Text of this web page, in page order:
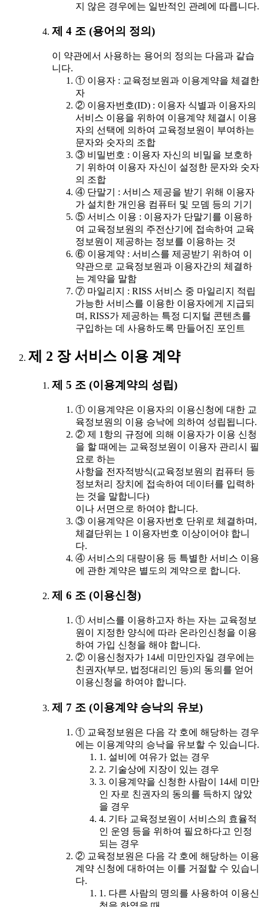
지 않은 경우에는 일반적인 관례에 따릅니다.
제 4 조 (용어의 정의)
이 약관에서 사용하는 용어의 정의는 다음과 같습
니다.
① 이용자 : 교육정보원과 이용계약을 체결한
자
② 이용자번호(ID) : 이용자 식별과 이용자의
서비스 이용을 위하여 이용계약 체결시 이용
자의 선택에 의하여 교육정보원이 부여하는
문자와 숫자의 조합
③ 비밀번호 : 이용자 자신의 비밀을 보호하
기 위하여 이용자 자신이 설정한 문자와 숫자
의 조합
④ 단말기 : 서비스 제공을 받기 위해 이용자
가 설치한 개인용 컴퓨터 및 모뎀 등의 기기
⑤ 서비스 이용 : 이용자가 단말기를 이용하
여 교육정보원의 주전산기에 접속하여 교육
정보원이 제공하는 정보를 이용하는 것
⑥ 이용계약 : 서비스를 제공받기 위하여 이
약관으로 교육정보원과 이용자간의 체결하
는 계약을 말함
⑦ 마일리지 : RISS 서비스 중 마일리지 적립
가능한 서비스를 이용한 이용자에게 지급되
며, RISS가 제공하는 특정 디지털 콘텐츠를
구입하는 데 사용하도록 만들어진 포인트
제 2 장 서비스 이용 계약
제 5 조 (이용계약의 성립)
① 이용계약은 이용자의 이용신청에 대한 교
육정보원의 이용 승낙에 의하여 성립됩니다.
② 제 1항의 규정에 의해 이용자가 이용 신청
을 할 때에는 교육정보원이 이용자 관리시 필
요로 하는
사항을 전자적방식(교육정보원의 컴퓨터 등
정보처리 장치에 접속하여 데이터를 입력하
는 것을 말합니다)
이나 서면으로 하여야 합니다.
③ 이용계약은 이용자번호 단위로 체결하며,
체결단위는 1 이용자번호 이상이어야 합니
다.
④ 서비스의 대량이용 등 특별한 서비스 이용
에 관한 계약은 별도의 계약으로 합니다.
제 6 조 (이용신청)
① 서비스를 이용하고자 하는 자는 교육정보
원이 지정한 양식에 따라 온라인신청을 이용
하여 가입 신청을 해야 합니다.
② 이용신청자가 14세 미만인자일 경우에는
친권자(부모, 법정대리인 등)의 동의를 얻어
이용신청을 하여야 합니다.
제 7 조 (이용계약 승낙의 유보)
① 교육정보원은 다음 각 호에 해당하는 경우
에는 이용계약의 승낙을 유보할 수 있습니다.
1. 설비에 여유가 없는 경우
2. 기술상에 지장이 있는 경우
3. 이용계약을 신청한 사람이 14세 미만
인 자로 친권자의 동의를 득하지 않았
을 경우
4. 기타 교육정보원이 서비스의 효율적
인 운영 등을 위하여 필요하다고 인정
되는 경우
② 교육정보원은 다음 각 호에 해당하는 이용
계약 신청에 대하여는 이를 거절할 수 있습니
다.
1. 다른 사람의 명의를 사용하여 이용신